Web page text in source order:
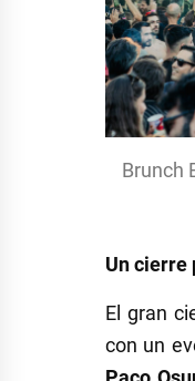
Brunch
Un cierre
El gran
con un